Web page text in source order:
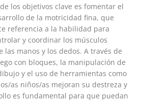
los objetivos clave es fomentar el
de la motricidad fina, que
referencia a la habilidad para
y coordinar los músculos
las manos y los dedos. A través de
con bloques, la manipulación de
y el uso de herramientas como
as niños/as mejoran su destreza y
es fundamental para que puedan